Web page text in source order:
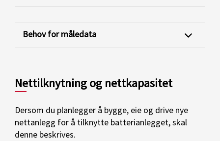
Behov for måledata
Nettilknytning og nettkapasitet
Dersom du planlegger å bygge, eie og drive nye
nettanlegg for å tilknytte batterianlegget, skal
denne beskrives.